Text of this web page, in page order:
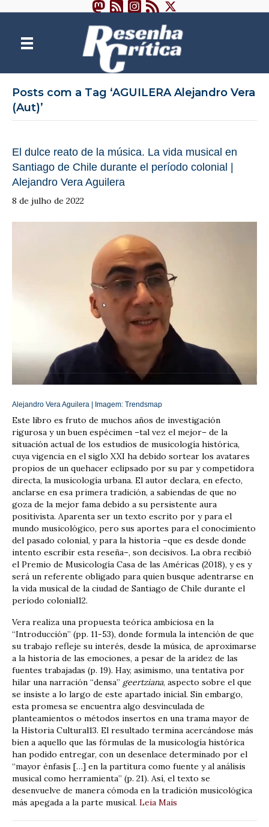
Posts com a Tag ‘AGUILERA Alejandro Vera
(Aut)’
El dulce reato de la música. La vida musical en
Santiago de Chile durante el período colonial |
Alejandro Vera Aguilera
8 de julho de 2022
Alejandro Vera Aguilera | Imagem: Trendsmap
Este libro es fruto de muchos años de investigación
rigurosa y un buen espécimen –tal vez el mejor– de la
situación actual de los estudios de musicología histórica,
cuya vigencia en el siglo XXI ha debido sortear los avatares
propios de un quehacer eclipsado por su par y competidora
directa, la musicología urbana. El autor declara, en efecto,
anclarse en esa primera tradición, a sabiendas de que no
goza de la mejor fama debido a su persistente aura
positivista. Aparenta ser un texto escrito por y para el
mundo musicológico, pero sus aportes para el conocimiento
del pasado colonial, y para la historia –que es desde donde
intento escribir esta reseña–, son decisivos. La obra recibió
el Premio de Musicología Casa de las Américas (2018), y es y
será un referente obligado para quien busque adentrarse en
la vida musical de la ciudad de Santiago de Chile durante el
período colonial12.
Vera realiza una propuesta teórica ambiciosa en la
“Introducción” (pp. 11-53), donde formula la intención de que
su trabajo refleje su interés, desde la música, de aproximarse
a la historia de las emociones, a pesar de la aridez de las
fuentes trabajadas (p. 19). Hay, asimismo, una tentativa por
hilar una narración “densa” geertziana, aspecto sobre el que
se insiste a lo largo de este apartado inicial. Sin embargo,
esta promesa se encuentra algo desvinculada de
planteamientos o métodos insertos en una trama mayor de
la Historia Cultural13. El resultado termina acercándose más
bien a aquello que las fórmulas de la musicología histórica
han podido entregar, con un desenlace determinado por el
“mayor énfasis […] en la partitura como fuente y al análisis
musical como herramienta” (p. 21). Así, el texto se
desenvuelve de manera cómoda en la tradición musicológica
más apegada a la parte musical. Leia Mais